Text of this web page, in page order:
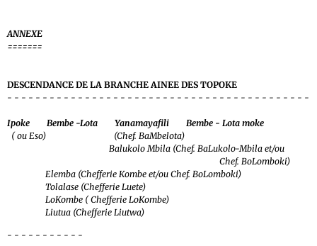
ANNEXE
=======
DESCENDANCE DE LA BRANCHE AINEE DES TOPOKE
- - - - - - - - - - - - - - - - - - - - - - - - - - - - - - - - - - - - - - - - - - -
Ipoke Bembe -Lota Yanamayafili Bembe - Lota moke
( ou Eso) (Chef. BaMbelota)
Balukolo Mbila (Chef. BaLukolo-Mbila et/ou
Chef. BoLomboki)
Elemba (Chefferie Kombe et/ou Chef. BoLomboki)
Tolalase (Chefferie Luete)
LoKombe ( Chefferie LoKombe)
Liutua (Chefferie Liutwa)
- - - - - - - - - - -